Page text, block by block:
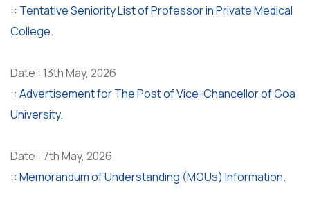
:: Tentative Seniority List of Professor in Private Medical
College.
Date : 13th May, 2026
:: Advertisement for The Post of Vice-Chancellor of Goa
University.
Date : 7th May, 2026
:: Memorandum of Understanding (MOUs) Information.